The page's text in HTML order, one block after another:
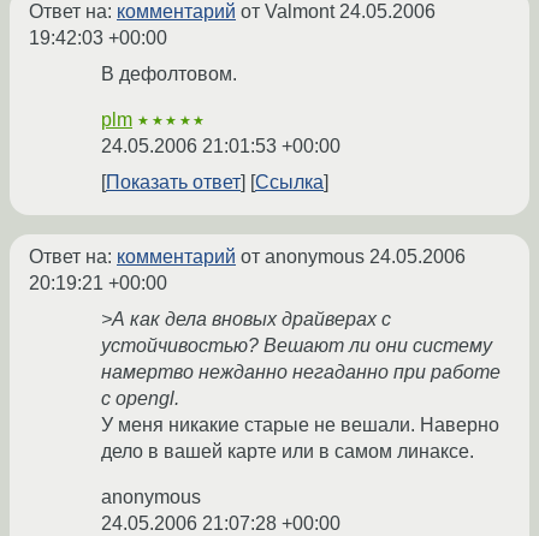
Ответ на: комментарий от Valmont24.05.2006
19:42:03 +00:00
В дефолтовом.
plm ★★★★★
24.05.2006 21:01:53 +00:00
Показать ответ
Ссылка
Ответ на: комментарий от anonymous 24.05.2006
20:19:21 +00:00
>А как дела вновых драйверах c
устойчивостью? Вешают ли они систему
намертво нежданно негаданно при работе
с opengl.
У меня никакие старые не вешали. Наверно
дело в вашей карте или в самом линаксе.
anonymous
24.05.2006 21:07:28 +00:00